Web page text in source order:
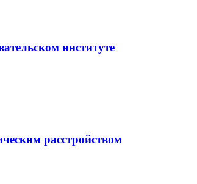
институте
расстройством